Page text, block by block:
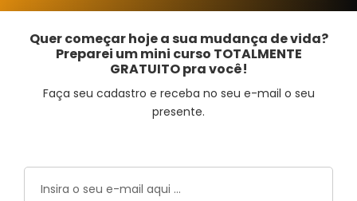
Quer começar hoje a sua mudança de vida?
Preparei um mini curso TOTALMENTE
GRATUITO pra você!
Faça seu cadastro e receba no seu e-mail o seu
presente.